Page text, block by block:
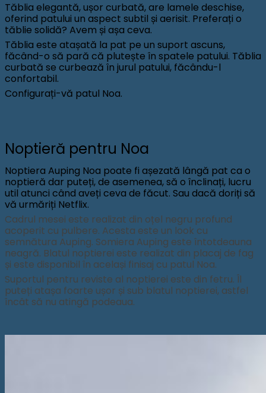
Tăblia elegantă, ușor curbată, are lamele deschise,
oferind patului un aspect subtil și aerisit. Preferați o
tăblie solidă? Avem și așa ceva.
Tăblia este atașată la pat pe un suport ascuns,
făcând-o să pară că plutește în spatele patului. Tăblia
curbată se curbează în jurul patului, făcându-l
confortabil.
Configurați-vă patul Noa.
Noptieră pentru Noa
Noptiera Auping Noa poate fi așezată lângă pat ca o
noptieră dar puteți, de asemenea, să o înclinați, lucru
util atunci când aveți ceva de făcut. Sau dacă doriți să
vă urmăriți Netflix.
Cadrul mesei este realizat din oțel negru profund
acoperit cu pulbere. Acesta este un look cu
semnătura Auping. Somiera Auping este întotdeauna
neagră. Blatul noptierei este realizat din placaj de fag
și este disponibil în același finisaj cu patul Noa.
Suportul pentru reviste al noptierei este din fetru. Îl
puteți atașa foarte ușor și sub blatul noptierei, astfel
încât să nu atingă podeaua.